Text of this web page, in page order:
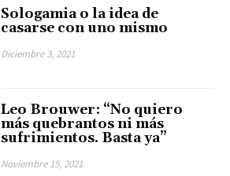
Sologamia o la idea de
casarse con uno mismo
Diciembre 3, 2021
Leo Brouwer: “No quiero
más quebrantos ni más
sufrimientos. Basta ya”
Noviembre 15, 2021